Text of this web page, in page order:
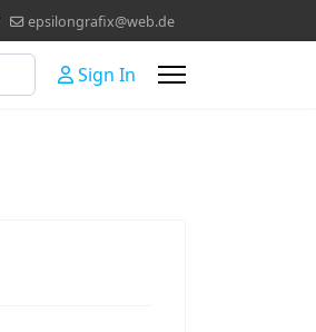
epsilongrafix@web.de
Sign In